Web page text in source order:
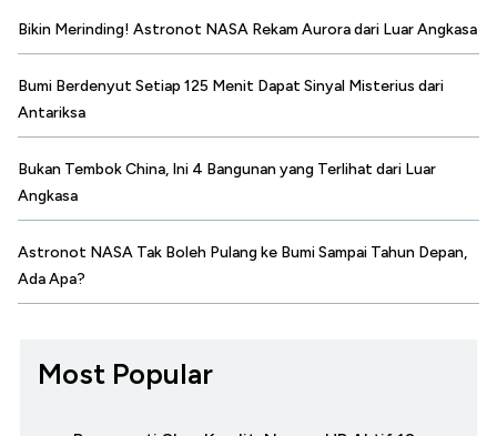
Bikin Merinding! Astronot NASA Rekam Aurora dari Luar Angkasa
Bumi Berdenyut Setiap 125 Menit Dapat Sinyal Misterius dari
Antariksa
Bukan Tembok China, Ini 4 Bangunan yang Terlihat dari Luar
Angkasa
Astronot NASA Tak Boleh Pulang ke Bumi Sampai Tahun Depan,
Ada Apa?
Most Popular